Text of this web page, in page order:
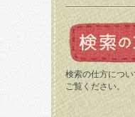
検索の仕方につい
ご覧ください。